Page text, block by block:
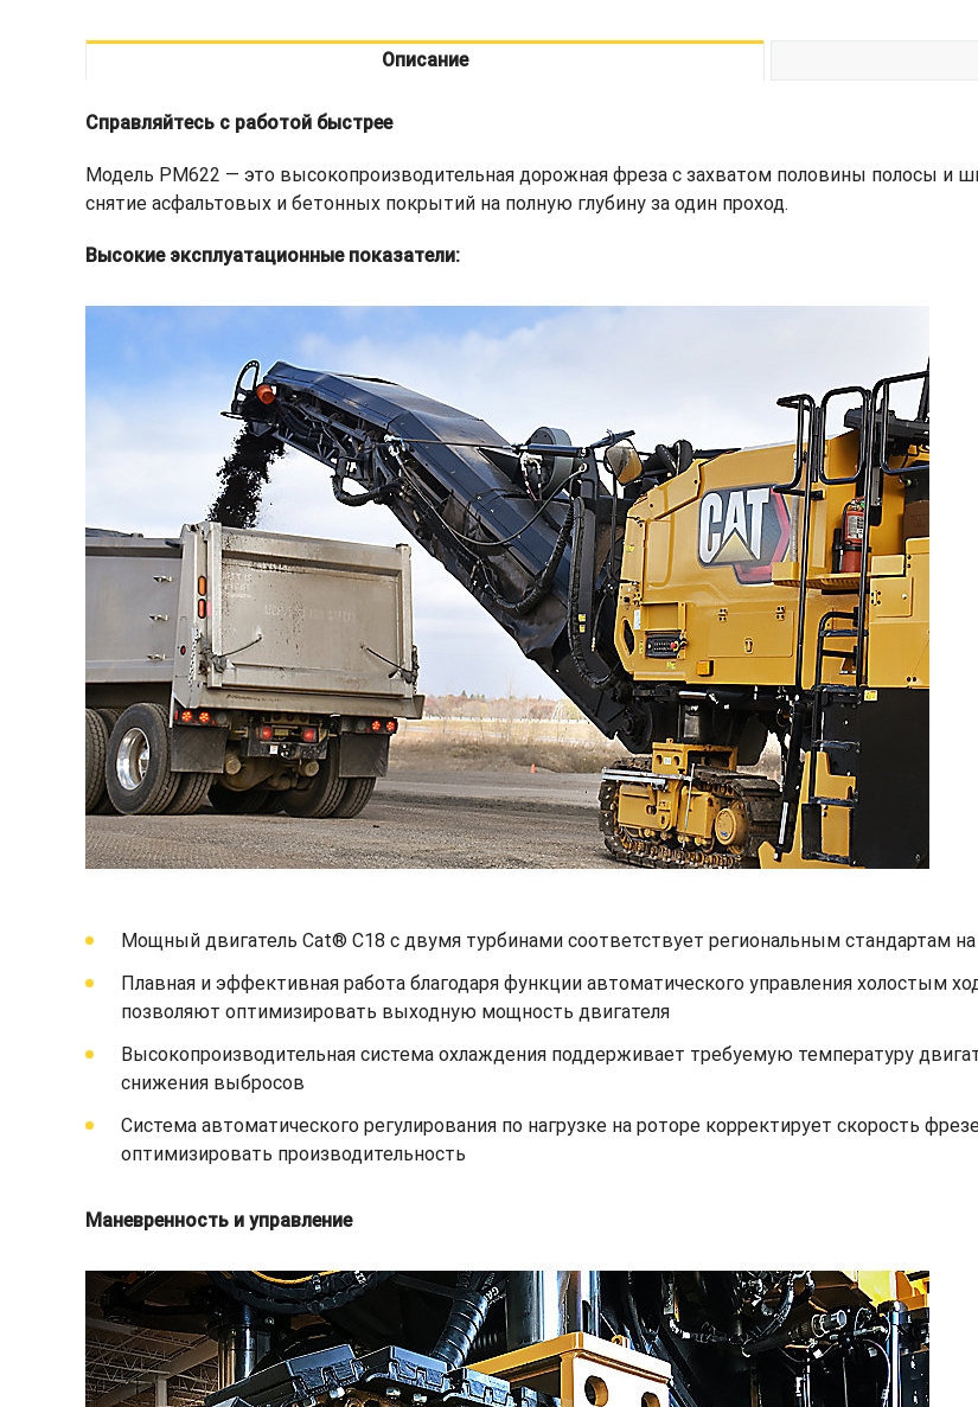
Описание
Справляйтесь с работой быстрее
Модель PM622 — это высокопроизводительная дорожная фреза с захватом половины полосы и
снятие асфальтовых и бетонных покрытий на полную глубину за один проход.
Высокие эксплуатационные показатели:
Мощный двигатель Cat® C18 с двумя турбинами соответствует региональным стандартам
Плавная и эффективная работа благодаря функции автоматического управления холостым
позволяют оптимизировать выходную мощность двигателя
Высокопроизводительная система охлаждения поддерживает требуемую температуру
снижения выбросов
Система автоматического регулирования по нагрузке на роторе корректирует скорость
оптимизировать производительность
Маневренность и управление